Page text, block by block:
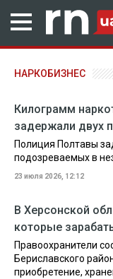
НАРКОБИЗНЕС
Килограмм
задержали двух
Полиция Полтавы
подозреваемых в
23 июля 2026, 12:12
В Херсонской
которые
Правоохранители
Бериславского
приобретение,